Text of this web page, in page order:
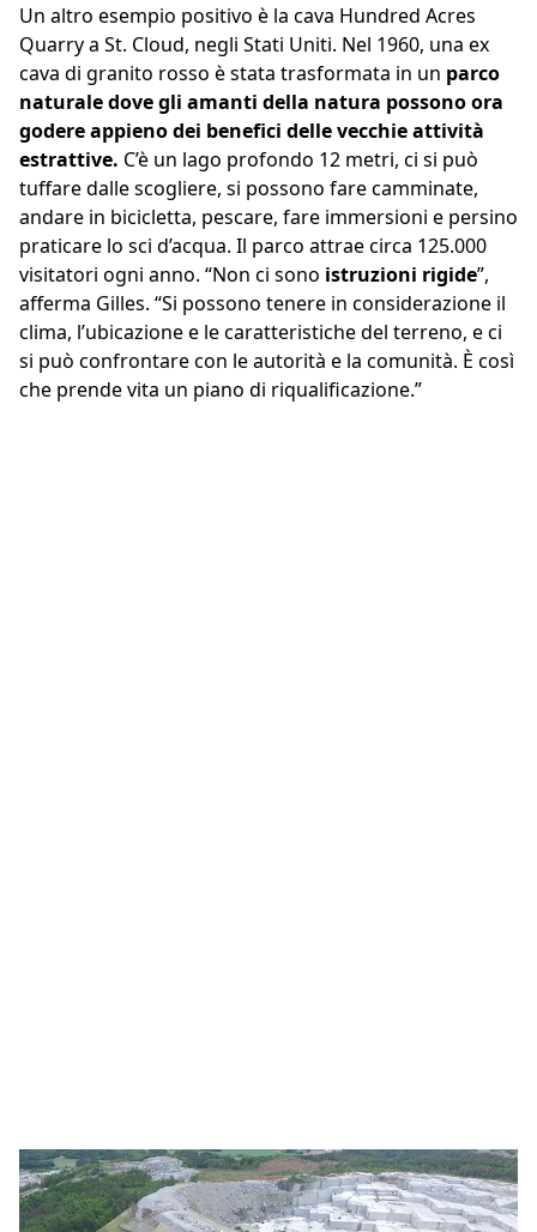
Un altro esempio positivo è la cava Hundred Acres
Quarry a St. Cloud, negli Stati Uniti. Nel 1960, una ex
cava di granito rosso è stata trasformata in un parco
naturale dove gli amanti della natura possono ora
godere appieno dei benefici delle vecchie attività
estrattive. C’è un lago profondo 12 metri, ci si può
tuffare dalle scogliere, si possono fare camminate,
andare in bicicletta, pescare, fare immersioni e persino
praticare lo sci d’acqua. Il parco attrae circa 125.000
visitatori ogni anno. “Non ci sono istruzioni rigide”,
afferma Gilles. “Si possono tenere in considerazione il
clima, l’ubicazione e le caratteristiche del terreno, e ci
si può confrontare con le autorità e la comunità. È così
che prende vita un piano di riqualificazione.”
certo un’attività da
prendere alla leggera.